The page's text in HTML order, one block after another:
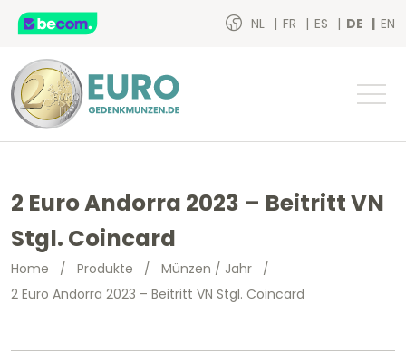
NL FR ES DE EN
2 Euro Andorra 2023 – Beitritt VN
Stgl. Coincard
Home / Produkte / Münzen / Jahr /
2 Euro Andorra 2023 – Beitritt VN Stgl. Coincard